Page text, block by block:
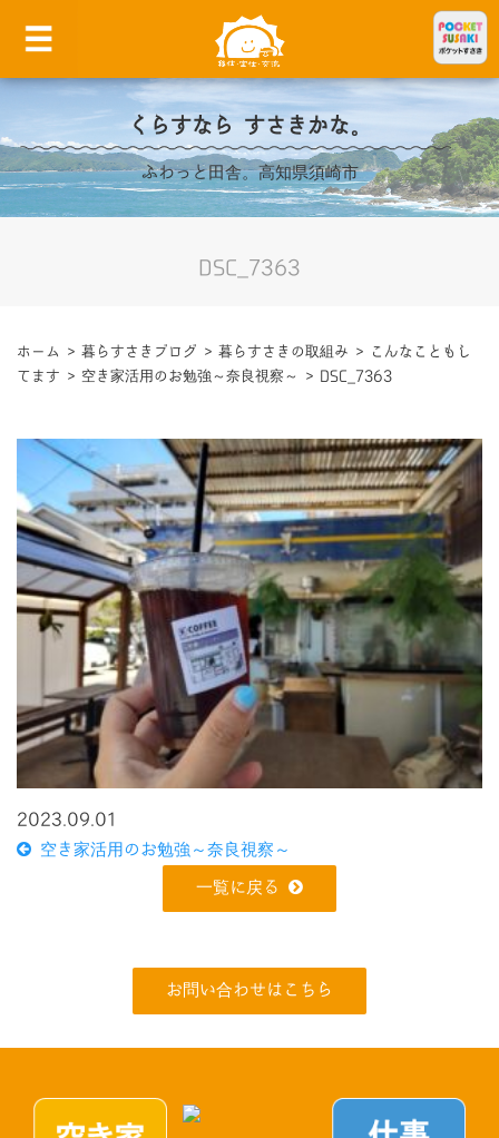
くらすなら すさきかな。
ふわっと田舎。高知県須崎市
DSC_7363
ホーム > 暮らすさきブログ > 暮らすさきの取組み >
こんなこともし
てます > 空き家活用のお勉強～奈良視察～ > DSC_7363
2023.09.01
空き家活用のお勉強～奈良視察～
一覧に戻る
お問い合わせはこちら